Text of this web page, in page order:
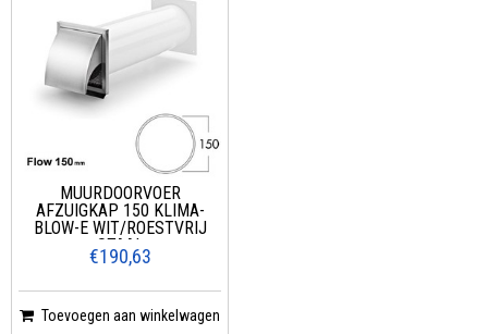
MUURDOORVOER
AFZUIGKAP 150 KLIMA-
BLOW-E WIT/ROESTVRIJ
STAAL
€190,63
Toevoegen aan winkelwagen